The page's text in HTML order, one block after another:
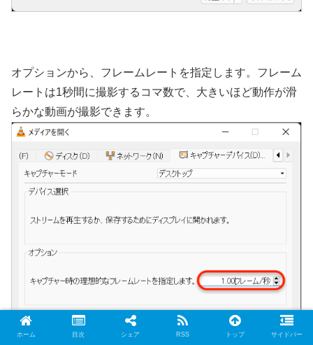
オプションから、フレームレートを指定します。フレーム
レートは1秒間に撮影するコマ数で、大きいほど動作が滑
らかな動画が撮影できます。
ホーム 目次 シェア RSS トップ サイドバー